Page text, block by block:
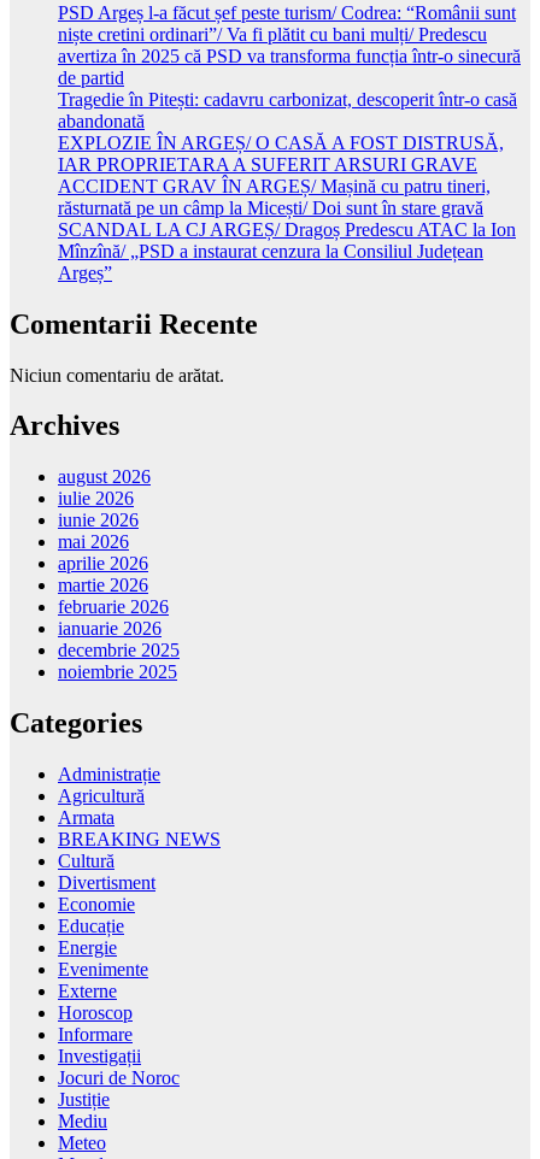
PSD Argeș l-a făcut șef peste turism/ Codrea: “Românii sunt
niște cretini ordinari”/ Va fi plătit cu bani mulți/ Predescu
avertiza în 2025 că PSD va transforma funcția într-o sinecură
de partid
Tragedie în Pitești: cadavru carbonizat, descoperit într-o casă
abandonată
EXPLOZIE ÎN ARGEȘ/ O CASĂ A FOST DISTRUSĂ,
IAR PROPRIETARA A SUFERIT ARSURI GRAVE
ACCIDENT GRAV ÎN ARGEȘ/ Mașină cu patru tineri,
răsturnată pe un câmp la Micești/ Doi sunt în stare gravă
SCANDAL LA CJ ARGEȘ/ Dragoș Predescu ATAC la Ion
Mînzînă/ „PSD a instaurat cenzura la Consiliul Județean
Argeș”
Comentarii Recente
Niciun comentariu de arătat.
Archives
august 2026
iulie 2026
iunie 2026
mai 2026
aprilie 2026
martie 2026
februarie 2026
ianuarie 2026
decembrie 2025
noiembrie 2025
Categories
Administrație
Agricultură
Armata
BREAKING NEWS
Cultură
Divertisment
Economie
Educație
Energie
Evenimente
Externe
Horoscop
Informare
Investigații
Jocuri de Noroc
Justiție
Mediu
Meteo